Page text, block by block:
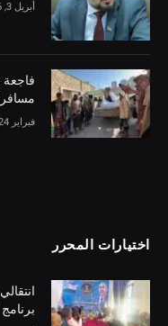
أبريل 3, 2026
فبراير 24, 2026
اختيارات المحرر